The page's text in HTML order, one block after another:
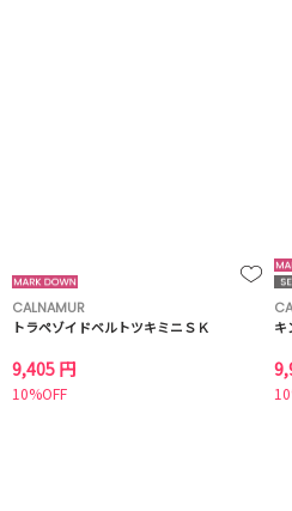
CALNAMUR
トラペゾイドベルトツキミニＳＫ
9,405 円
10%OFF
キ